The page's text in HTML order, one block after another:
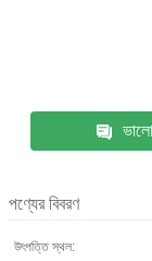
পণ্যের বিবরণ
উৎপত্তি স্থল: